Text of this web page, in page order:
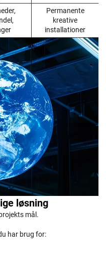
Permanente
kreative
installationer
løsning
mål.
har brug for: